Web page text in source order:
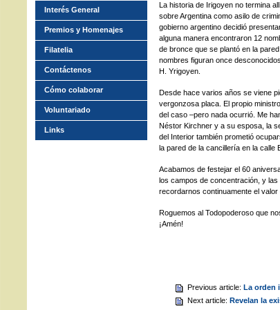
La historia de Irigoyen no termina
sobre Argentina como asilo de
gobierno argentino decidió
alguna manera encontraron 12
de bronce que se plantó en la
nombres figuran once
H. Yrigoyen.
Desde hace varios años se viene
vergonzosa placa. El propio
del caso –pero nada ocurrió. Me
Néstor Kirchner y a su esposa, la
del Interior también prometió
la pared de la cancillería en la calle
Acabamos de festejar el 60
los campos de concentración, y
recordarnos continuamente el valor
Roguemos al Todopoderoso que
¡Amén!
Previous article: La orden
Next article: Revelan la
Interés General
Premios y Homenajes
Filatelia
Contáctenos
Cómo colaborar
Voluntariado
Links